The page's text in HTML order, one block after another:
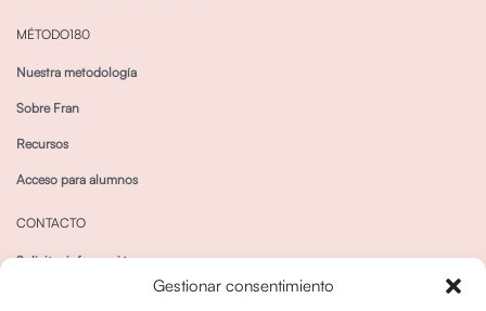
Gestionar consentimiento
MÉTODO180
Nuestra metodología
Sobre Fran
Recursos
Acceso para alumnos
CONTACTO
Solicitar información